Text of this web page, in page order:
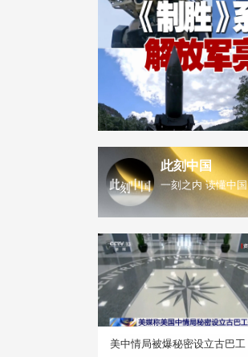
此刻中国
一刻之内 读懂中国
美中情局被爆秘密设立古巴工